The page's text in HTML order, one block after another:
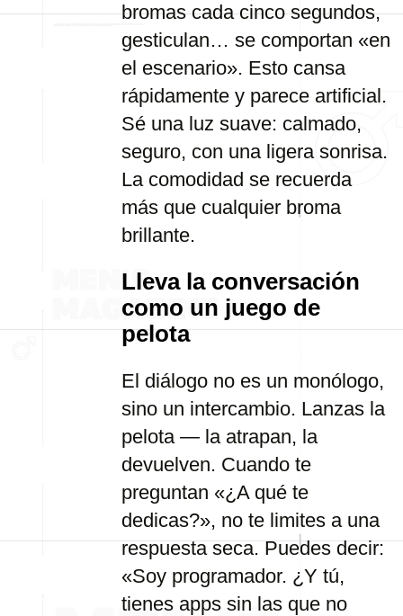
bromas cada cinco segundos,
gesticulan… se comportan «en
el escenario». Esto cansa
rápidamente y parece artificial.
Sé una luz suave: calmado,
seguro, con una ligera sonrisa.
La comodidad se recuerda
más que cualquier broma
brillante.
Lleva la conversación
como un juego de
pelota
El diálogo no es un monólogo,
sino un intercambio. Lanzas la
pelota — la atrapan, la
devuelven. Cuando te
preguntan «¿A qué te
dedicas?», no te limites a una
respuesta seca. Puedes decir:
«Soy programador. ¿Y tú,
tienes apps sin las que no